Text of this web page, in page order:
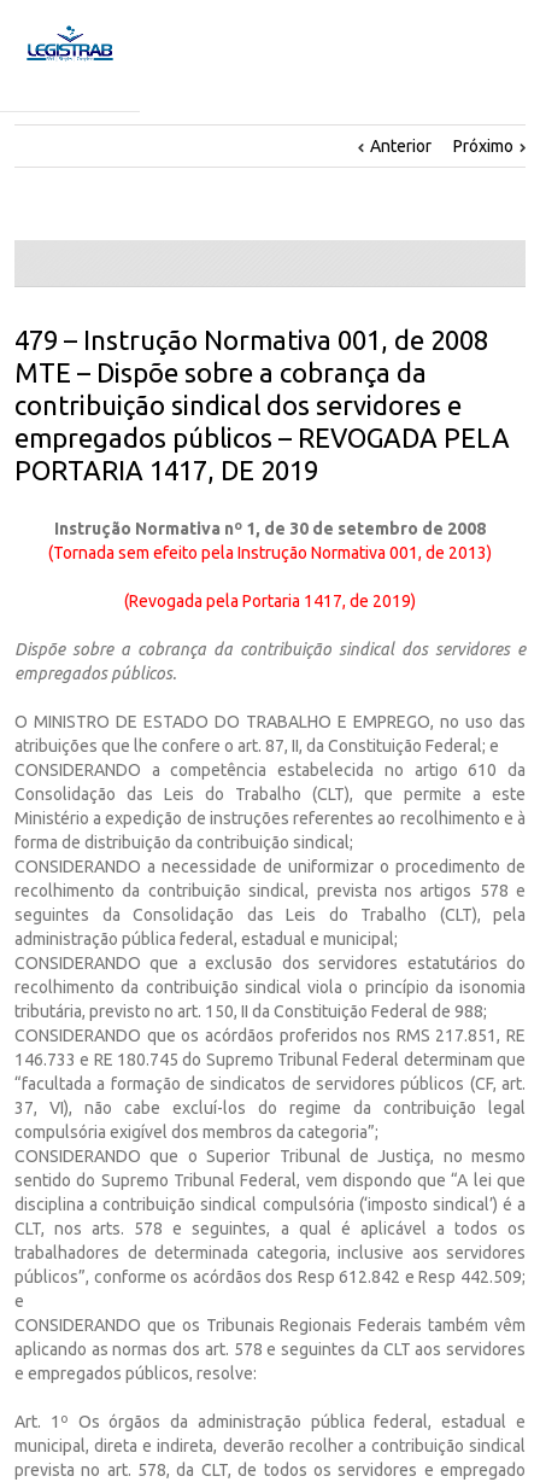
Anterior Próximo
479 – Instrução Normativa 001, de 2008
MTE – Dispõe sobre a cobrança da
contribuição sindical dos servidores e
empregados públicos – REVOGADA PELA
PORTARIA 1417, DE 2019
Instrução Normativa nº 1, de 30 de setembro de 2008
(Tornada sem efeito pela Instrução Normativa 001, de 2013)
(Revogada pela Portaria 1417, de 2019)
Dispõe sobre a cobrança da contribuição sindical dos servidores e
empregados públicos.
O MINISTRO DE ESTADO DO TRABALHO E EMPREGO, no uso das
atribuições que lhe confere o art. 87, II, da Constituição Federal; e
CONSIDERANDO a competência estabelecida no artigo 610 da
Consolidação das Leis do Trabalho (CLT), que permite a este
Ministério a expedição de instruções referentes ao recolhimento e à
forma de distribuição da contribuição sindical;
CONSIDERANDO a necessidade de uniformizar o procedimento de
recolhimento da contribuição sindical, prevista nos artigos 578 e
seguintes da Consolidação das Leis do Trabalho (CLT), pela
administração pública federal, estadual e municipal;
CONSIDERANDO que a exclusão dos servidores estatutários do
recolhimento da contribuição sindical viola o princípio da isonomia
tributária, previsto no art. 150, II da Constituição Federal de 988;
CONSIDERANDO que os acórdãos proferidos nos RMS 217.851, RE
146.733 e RE 180.745 do Supremo Tribunal Federal determinam que
“facultada a formação de sindicatos de servidores públicos (CF, art.
37, VI), não cabe excluí-los do regime da contribuição legal
compulsória exigível dos membros da categoria”;
CONSIDERANDO que o Superior Tribunal de Justiça, no mesmo
sentido do Supremo Tribunal Federal, vem dispondo que “A lei que
disciplina a contribuição sindical compulsória (‘imposto sindical’) é a
CLT, nos arts. 578 e seguintes, a qual é aplicável a todos os
trabalhadores de determinada categoria, inclusive aos servidores
públicos”, conforme os acórdãos dos Resp 612.842 e Resp 442.509;
e
CONSIDERANDO que os Tribunais Regionais Federais também vêm
aplicando as normas dos art. 578 e seguintes da CLT aos servidores
e empregados públicos, resolve:
Art. 1º Os órgãos da administração pública federal, estadual e
municipal, direta e indireta, deverão recolher a contribuição sindical
prevista no art. 578, da CLT, de todos os servidores e empregado